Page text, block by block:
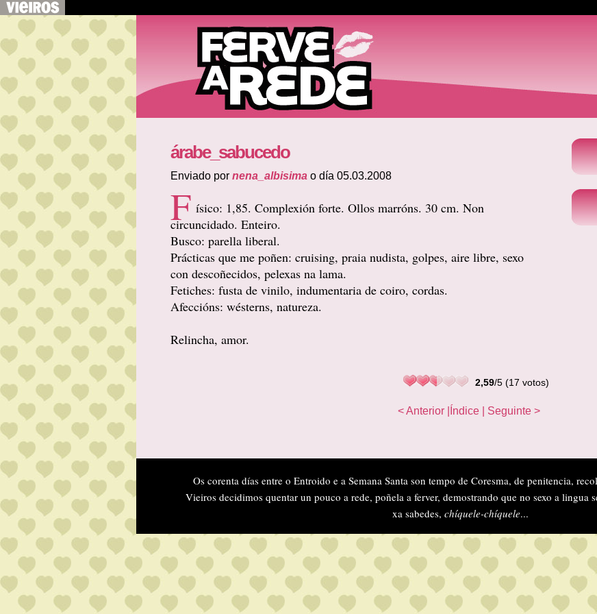
árabe_sabucedo
Enviado por nena_albisima o día 05.03.2008
F ísico: 1,85. Complexión forte. Ollos marróns. 30 cm. Non
circuncidado. Enteiro.
Busco: parella liberal.
Prácticas que me poñen: cruising, praia nudista, golpes, aire libre, sexo
con descoñecidos, pelexas na lama.
Fetiches: fusta de vinilo, indumentaria de coiro, cordas.
Afeccións: wésterns, natureza.
Relincha, amor.
2,59/5 (17 votos)
< Anterior |Índice | Seguinte >
Os corenta días entre o Entroido e a Semana Santa son tempo de Coresma, de penitencia,
Vieiros decidimos quentar un pouco a rede, poñela a ferver, demostrando que no sexo a lingua
xa sabedes, chíquele-chíquele...